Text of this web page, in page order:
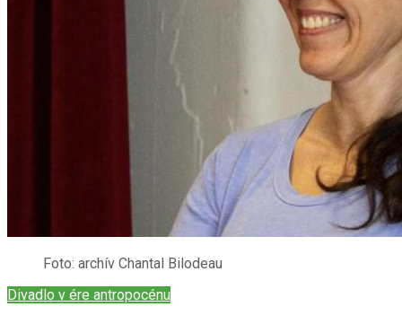
Foto: archív Chantal Bilodeau
Divadlo v ére antropocénu